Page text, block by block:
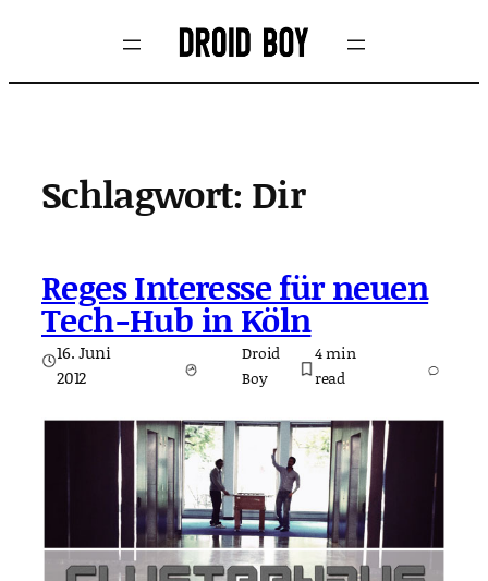
springen
Schlagwort: Dir
Reges Interesse für neuen
Tech-Hub in Köln
16. Juni
2012
Droid
Boy
4min
read